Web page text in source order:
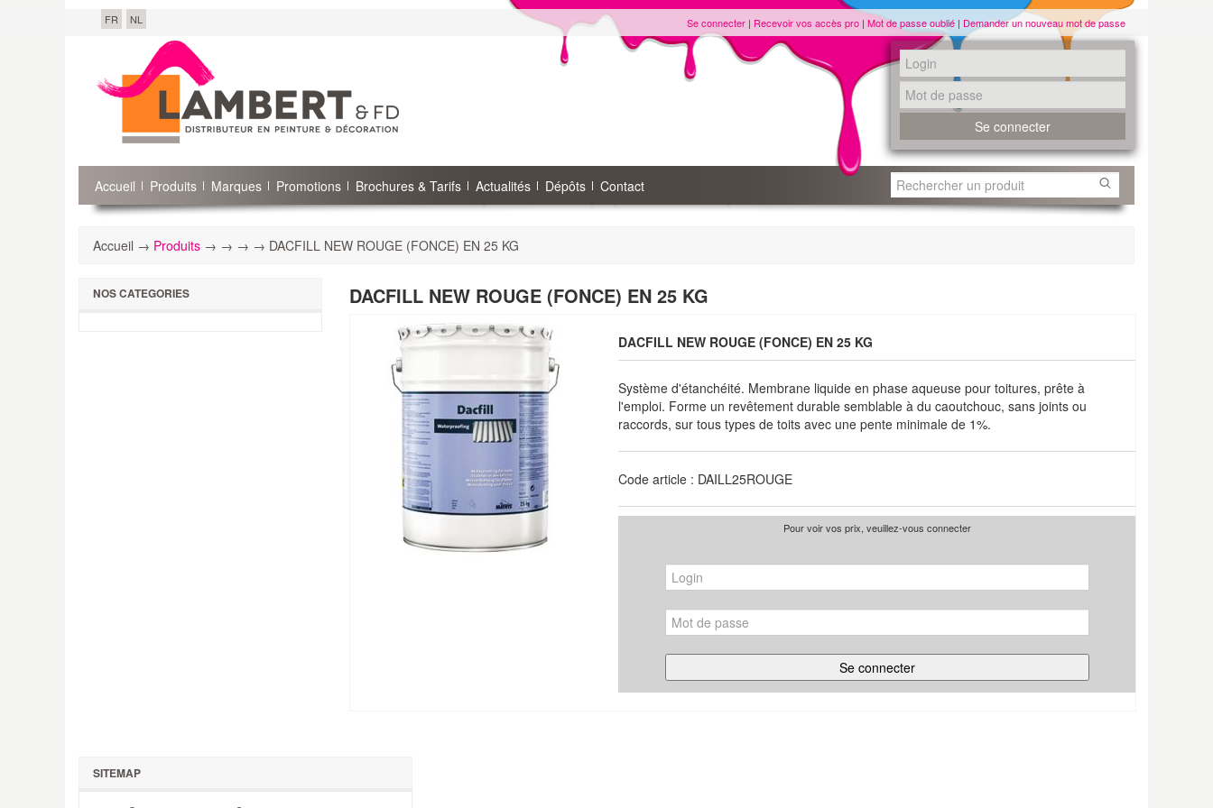
FR NL Se connecter | Recevoir vos accès pro | Mot de passe oublié | Demander un nouveau mot de passe
Accueil Produits Marques Promotions Brochures & Tarifs Actualités Dépôts Contact
Accueil → Produits → → → → DACFILL NEW ROUGE (FONCE) EN 25 KG
NOS CATEGORIES DACFILL NEW ROUGE (FONCE) EN 25 KG
DACFILL NEW ROUGE (FONCE) EN 25 KG
Système d'étanchéité. Membrane liquide en phase aqueuse pour toitures, prête à
l'emploi. Forme un revêtement durable semblable à du caoutchouc, sans joints ou
raccords, sur tous types de toits avec une pente minimale de 1%.
Code article : DAILL25ROUGE
Pour voir vos prix, veuillez-vous connecter
SITEMAP